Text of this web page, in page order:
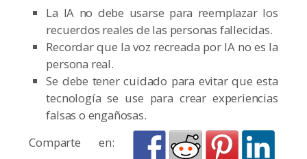
La IA no debe usarse para reemplazar los
recuerdos reales de las personas fallecidas.
Recordar que la voz recreada por IA no es la
persona real.
Se debe tener cuidado para evitar que esta
tecnología se use para crear experiencias
falsas o engañosas.
Comparte en: